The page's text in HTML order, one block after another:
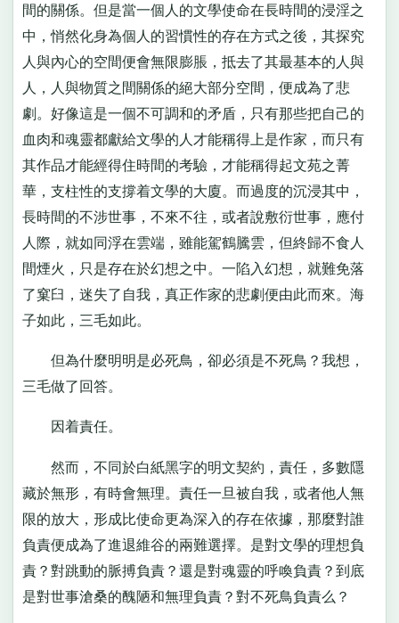
間的關係。但是當一個人的文學使命在長時間的浸淫之
中，悄然化身為個人的習慣性的存在方式之後，其探究
人與內心的空間便會無限膨脹，抵去了其最基本的人與
人，人與物質之間關係的絕大部分空間，便成為了悲
劇。好像這是一個不可調和的矛盾，只有那些把自己的
血肉和魂靈都獻給文學的人才能稱得上是作家，而只有
其作品才能經得住時間的考驗，才能稱得起文苑之菁
華，支柱性的支撐着文學的大廈。而過度的沉浸其中，
長時間的不涉世事，不來不往，或者說敷衍世事，應付
人際，就如同浮在雲端，雖能駕鶴騰雲，但終歸不食人
間煙火，只是存在於幻想之中。一陷入幻想，就難免落
了窠臼，迷失了自我，真正作家的悲劇便由此而來。海
子如此，三毛如此。
但為什麼明明是必死鳥，卻必須是不死鳥？我想，
三毛做了回答。
因着責任。
然而，不同於白紙黑字的明文契約，責任，多數隱
藏於無形，有時會無理。責任一旦被自我，或者他人無
限的放大，形成比使命更為深入的存在依據，那麼對誰
負責便成為了進退維谷的兩難選擇。是對文學的理想負
責？對跳動的脈搏負責？還是對魂靈的呼喚負責？到底
是對世事滄桑的醜陋和無理負責？對不死鳥負責么？